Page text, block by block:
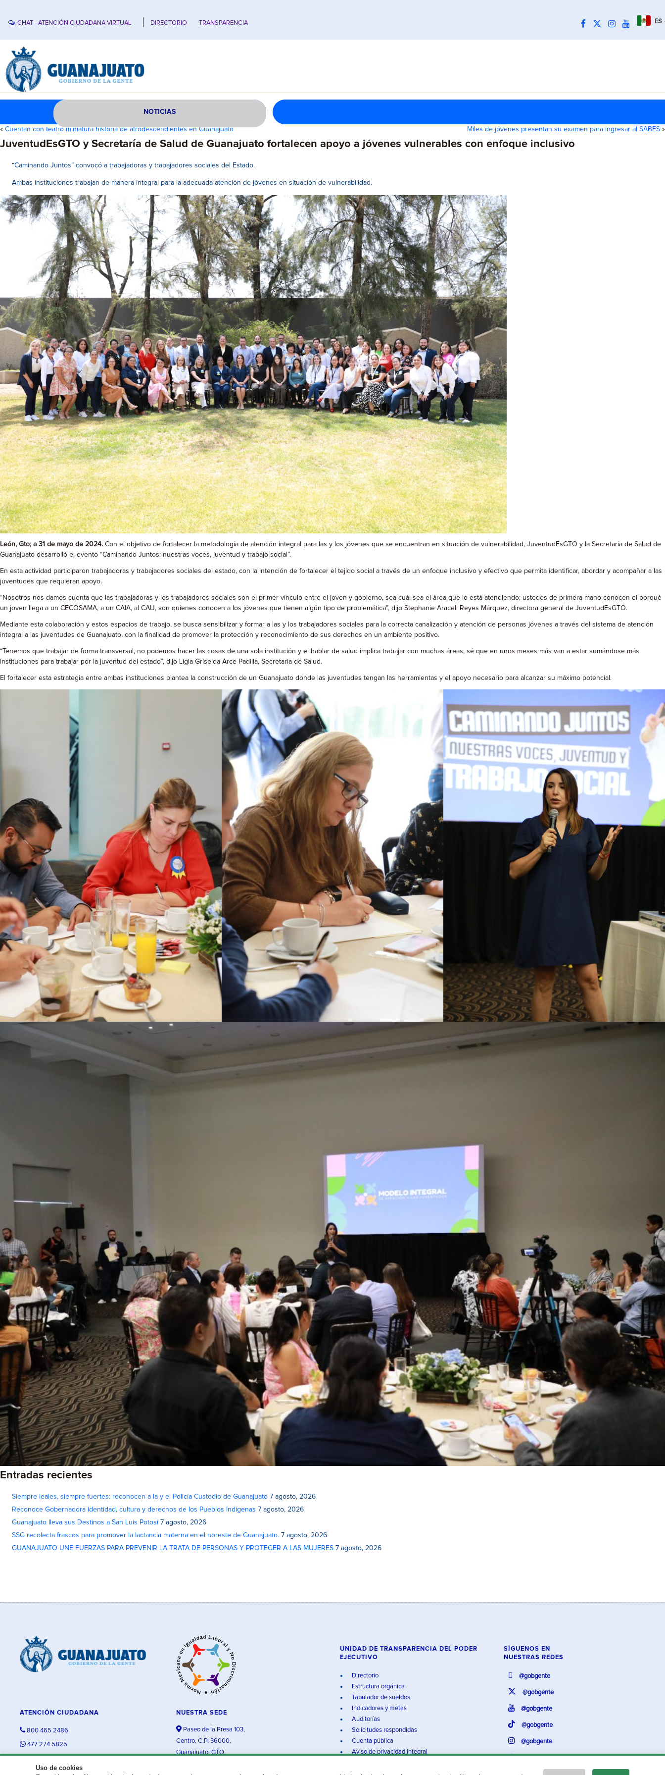
CHAT - ATENCIÓN CIUDADANA VIRTUAL DIRECTORIO TRANSPARENCIA ES
NOTICIAS
« Cuentan con teatro miniatura historia de afrodescendientes en Guanajuato Miles de jóvenes presentan su examen para ingresar al SABES »
JuventudEsGTO y Secretaría de Salud de Guanajuato fortalecen apoyo a jóvenes vulnerables con enfoque inclusivo
“Caminando Juntos” convocó a trabajadoras y trabajadores sociales del Estado.
Ambas instituciones trabajan de manera integral para la adecuada atención de jóvenes en situación de vulnerabilidad.
León, Gto; a 31 de mayo de 2024. Con el objetivo de fortalecer la metodología de atención integral para las y los jóvenes que se encuentran en situación de vulnerabilidad, JuventudEsGTO y la Secretaría de Salud de
Guanajuato desarrolló el evento “Caminando Juntos: nuestras voces, juventud y trabajo social”.
En esta actividad participaron trabajadoras y trabajadores sociales del estado, con la intención de fortalecer el tejido social a través de un enfoque inclusivo y efectivo que permita identificar, abordar y acompañar a las
juventudes que requieran apoyo.
“Nosotros nos damos cuenta que las trabajadoras y los trabajadores sociales son el primer vínculo entre el joven y gobierno, sea cuál sea el área que lo está atendiendo; ustedes de primera mano conocen el porqué
un joven llega a un CECOSAMA, a un CAIA, al CAIJ, son quienes conocen a los jóvenes que tienen algún tipo de problemática”, dijo Stephanie Araceli Reyes Márquez, directora general de JuventudEsGTO.
Mediante esta colaboración y estos espacios de trabajo, se busca sensibilizar y formar a las y los trabajadores sociales para la correcta canalización y atención de personas jóvenes a través del sistema de atención
integral a las juventudes de Guanajuato, con la finalidad de promover la protección y reconocimiento de sus derechos en un ambiente positivo.
“Tenemos que trabajar de forma transversal, no podemos hacer las cosas de una sola institución y el hablar de salud implica trabajar con muchas áreas; sé que en unos meses más van a estar sumándose más
instituciones para trabajar por la juventud del estado”, dijo Ligia Griselda Arce Padilla, Secretaria de Salud.
El fortalecer esta estrategia entre ambas instituciones plantea la construcción de un Guanajuato donde las juventudes tengan las herramientas y el apoyo necesario para alcanzar su máximo potencial.
Entradas recientes
Siempre leales, siempre fuertes: reconocen a la y el Policía Custodio de Guanajuato 7 agosto, 2026
Reconoce Gobernadora identidad, cultura y derechos de los Pueblos Indígenas 7 agosto, 2026
Guanajuato lleva sus Destinos a San Luis Potosí 7 agosto, 2026
SSG recolecta frascos para promover la lactancia materna en el noreste de Guanajuato. 7 agosto, 2026
GUANAJUATO UNE FUERZAS PARA PREVENIR LA TRATA DE PERSONAS Y PROTEGER A LAS MUJERES 7 agosto, 2026
Uso de cookies
ATENCIÓN CIUDADANA
800 465 2486
477 274 5825
NUESTRA SEDE
Paseo de la Presa 103,
Centro, C.P. 36000,
Guanajuato, GTO.
UNIDAD DE TRANSPARENCIA DEL PODER
EJECUTIVO
Directorio
Estructura orgánica
Tabulador de sueldos
Indicadores y metas
Auditorías
Solicitudes respondidas
Cuenta pública
Aviso de privacidad integral
SÍGUENOS EN
NUESTRAS REDES
@gobgente
@gobgente
@gobgente
@gobgente
@gobgente
@gobgente